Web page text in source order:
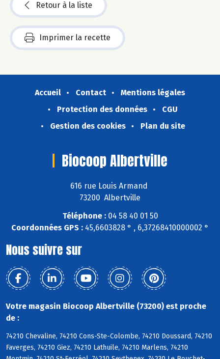
Retour à la liste
Imprimer la recette
Accueil Contact
Mentions légales
Protection des données
CGU
Gestion des cookies
Plan du site
Biocoop Albertville
616 rue Louis Armand
73200 Albertville
Téléphone :04 58 40 01 50
Coordonnées GPS : 45,6603828 ° , 6,37268410000002 °
Nous suivre sur
Votre magasin Biocoop Albertville (73200) est proche
de :
74210 Chevaline, 74210 Cons-Ste-Colombe, 74210 Doussard, 74210
Faverges, 74210 Giez, 74210 Lathuile, 74210 Marlens, 74210